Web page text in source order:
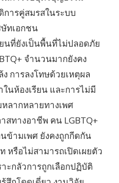
การคู่สมรสในระบบ
ทเอกชน
นที่ยังเป็นพื้นที่ไม่ปลอดภัย
จำนวนมากยังคง
การลงโทษด้วยเหตุผล
นห้องเรียน และการไม่มี
ลากหลายทางเพศ
สทางอาชีพ คน LGBTQ+
ข้ามเพศ ยังคงถูกกีดกัน
หรือไม่สามารถเปิดเผยตัว
ะกลัวการถูกเลือกปฏิบัติ